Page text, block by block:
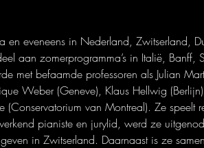
eveneens in Nederland, Zwitserland,
aan zomerprogramma’s in Italië, Banff,
met befaamde professoren als Julian
Weber (Geneve), Klaus Hellwig
van Montreal). Ze speelt
pianiste en jurylid, werd ze
in Zwitserland. Daarnaast is ze